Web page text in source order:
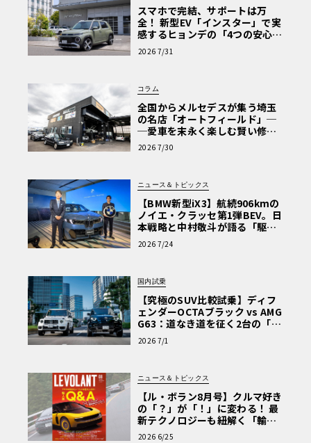
スマホで完結、サポートは万
全！ 新型EV「インスター」で実
感するヒョンデの「4つの安心」
【第1回・ヒョンデ6つの疑問：
Why? Hyundai?】〈PR〉
2026 7/31
コラム
全国からメルセデスが集う埼玉
の名店「オートフィールド」─
─愛車を末永く楽しむ賢い修理
術と、プロがフックス製オイル
を選ぶ理由〈PR〉
2026 7/30
ニュース＆トピックス
【BMW新型iX3】航続906kmの
ノイエ・クラッセ第1弾BEV。日
本戦略と中村敬斗が語る「駆け
ぬける歓び」
2026 7/24
国内試乗
【究極のSUV比較試乗】ディフ
ェンダーOCTAブラック vs AMG
G63：道なき道を征く2台の「対
極的アプローチ」
2026 7/1
ニュース＆トピックス
【ル・ボラン8月号】クルマ好き
の「？」が「！」に変わる！ 最
新テクノロジーも紐解く「輸入
車Q&A」
2026 6/25